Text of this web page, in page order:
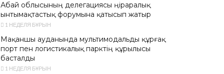
Абай облысының делегациясы өңіраралық
ынтымақтастық форумына қатысып жатыр
1 НЕДЕЛЯ БҰРЫН
Мақаншы ауданында мультимодальды құрғақ
порт пен логистикалық парктің құрылысы
басталды
1 НЕДЕЛЯ БҰРЫН